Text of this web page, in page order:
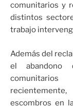
comunitarios y
distintos
trabajo
Además del
el abandono
escombros en